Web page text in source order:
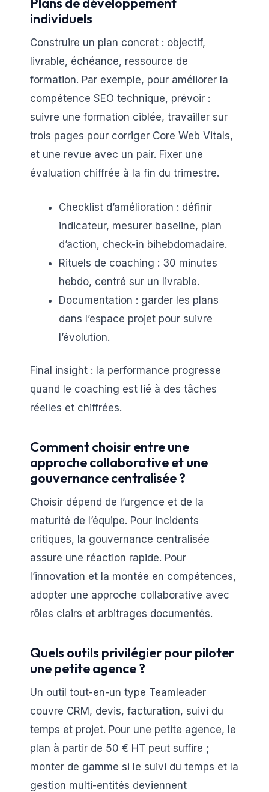
individuels
Construire un plan concret : objectif,
livrable, échéance, ressource de
formation. Par exemple, pour améliorer la
compétence SEO technique, prévoir :
suivre une formation ciblée, travailler sur
trois pages pour corriger Core Web Vitals,
et une revue avec un pair. Fixer une
évaluation chiffrée à la fin du trimestre.
Checklist d’amélioration : définir
indicateur, mesurer baseline, plan
d’action, check-in bihebdomadaire.
Rituels de coaching : 30 minutes
hebdo, centré sur un livrable.
Documentation : garder les plans
dans l’espace projet pour suivre
l’évolution.
Final insight : la performance progresse
quand le coaching est lié à des tâches
réelles et chiffrées.
Comment choisir entre une
approche collaborative et une
gouvernance centralisée ?
Choisir dépend de l’urgence et de la
maturité de l’équipe. Pour incidents
critiques, la gouvernance centralisée
assure une réaction rapide. Pour
l’innovation et la montée en compétences,
adopter une approche collaborative avec
rôles clairs et arbitrages documentés.
Quels outils privilégier pour piloter
une petite agence ?
Un outil tout-en-un type Teamleader
couvre CRM, devis, facturation, suivi du
temps et projet. Pour une petite agence, le
plan à partir de 50 € HT peut suffire ;
monter de gamme si le suivi du temps et la
gestion multi-entités deviennent